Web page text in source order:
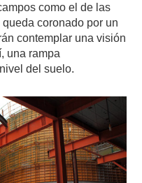
como el de las
coronado por un
contemplar una visión
una rampa
del suelo.